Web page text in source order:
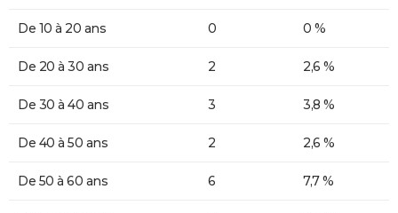
De 10 à 20 ans 0 0 %
De 20 à 30 ans 2 2,6 %
De 30 à 40 ans 3 3,8 %
De 40 à 50 ans 2 2,6 %
De 50 à 60 ans 6 7,7 %